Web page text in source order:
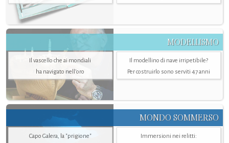
MODELLISMO
Il vascello che ai mondiali
ha navigato nell’oro
Il modellino di nave irripetibile?
Per costruirlo sono serviti 47 anni
MONDO SOMMERSO
Capo Galera, la "prigione"
Immersioni nei relitti: